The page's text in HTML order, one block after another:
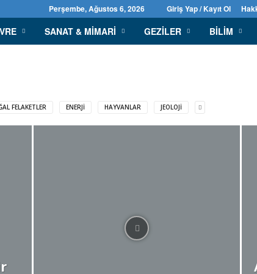
Perşembe, Ağustos 6, 2026 Giriş Yap / Kayıt Ol
SANAT & MIMARI GEZILER BILIM
FELAKETLER ENERJI HAYVANLAR JEOLOJI